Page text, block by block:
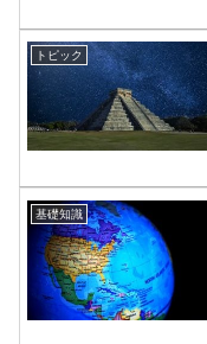
⇒ 国家が行った恐る
『Money1』
韓国･
動」
『Money1』
中国だ
国の過剰生産が世界を
『Money1』
韓国製
は全般的「不調」⇒
『Money1』
【米
ン』1人当たり賠償
トピック
基礎知識